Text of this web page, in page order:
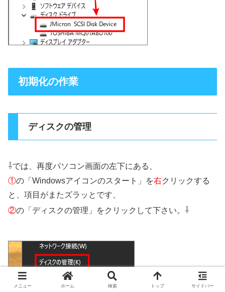
初期化の作業
ディスクの管理
⇩では、再度パソコン画面の左下にある、
①の「Windowsアイコンのスタート」を右クリックする
と、項目がまたズラッとです、
②の「ディスクの管理」をクリックして下さい。 ⇩
メニュー ホーム 検索 トップ サイドバー